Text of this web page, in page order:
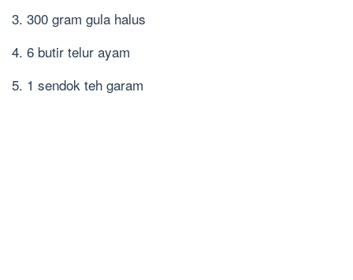
3. 300 gram gula halus
4. 6 butir telur ayam
5. 1 sendok teh garam